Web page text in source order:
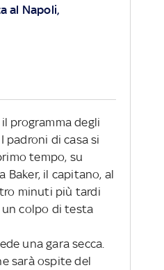
al Napoli,
programma degli
di casa si
tempo, su
Baker, il capitano, al
minuti più tardi
un colpo di testa
una gara secca.
sarà ospite del